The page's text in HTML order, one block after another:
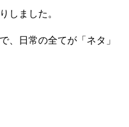
しました。
、日常の全てが「ネタ」